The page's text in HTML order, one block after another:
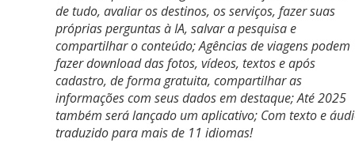
de tudo, avaliar os destinos, os serviços, fazer suas
próprias perguntas à IA, salvar a pesquisa e
compartilhar o conteúdo; Agências de viagens podem
fazer download das fotos, vídeos, textos e após
cadastro, de forma gratuita, compartilhar as
informações com seus dados em destaque; Até 2025
também será lançado um aplicativo; Com texto e
traduzido para mais de 11 idiomas!